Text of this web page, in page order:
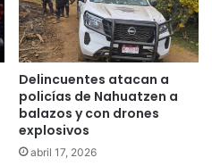
Delincuentes atacan a
policías de Nahuatzen a
balazos y con drones
explosivos
abril 17, 2026